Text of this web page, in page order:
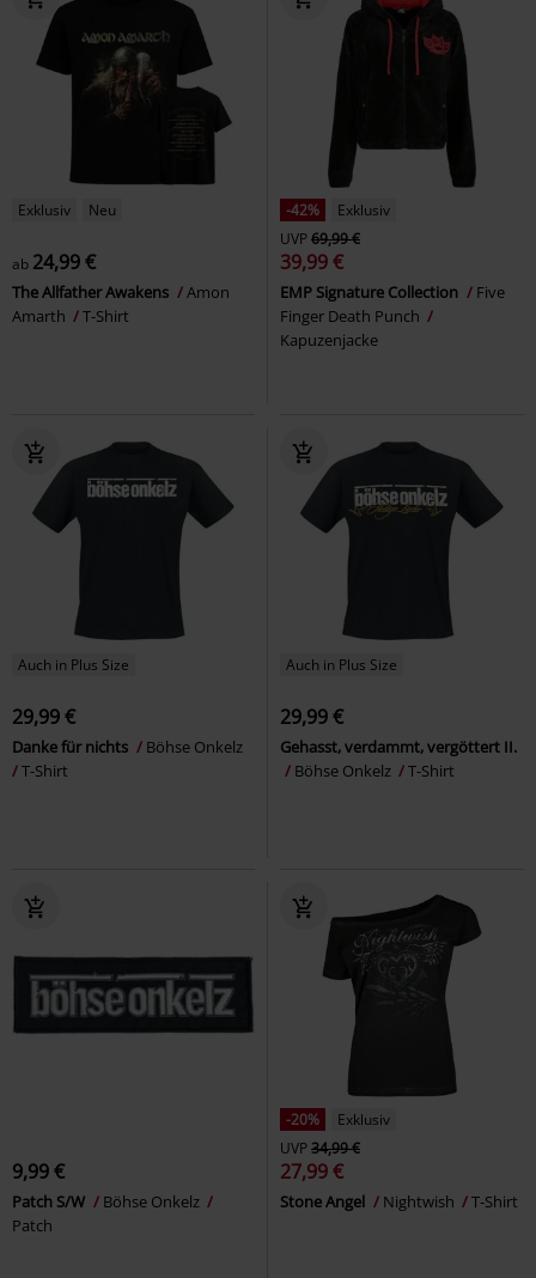
Exklusiv Neu
ab 24,99 €
The Allfather Awakens
Amon
Amarth
T-Shirt
-42%
Exklusiv
UVP69,99 €
39,99 €
EMP Signature Collection
Five
Finger Death Punch
Kapuzenjacke
Auch in Plus Size
29,99 €
Danke für nichts
Böhse Onkelz
T-Shirt
Auch in Plus Size
29,99 €
Gehasst, verdammt, vergöttert II.
Böhse Onkelz
T-Shirt
9,99 €
Patch S/W
Böhse Onkelz
Patch
-20%
Exklusiv
UVP34,99 €
27,99 €
Stone Angel Nightwish T-Shirt